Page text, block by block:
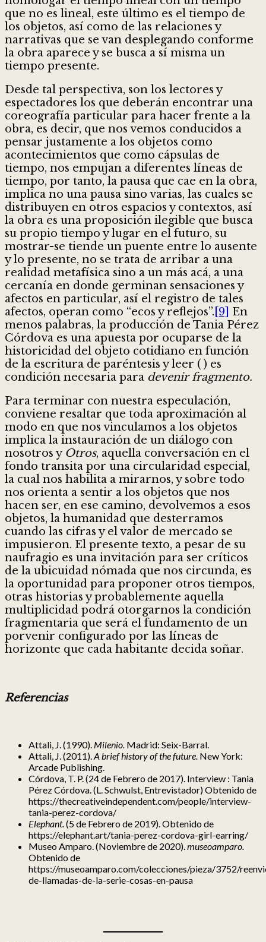
que no es lineal, este último es el tiempo de
los objetos, así como de las relaciones y
narrativas que se van desplegando conforme
la obra aparece y se busca a sí misma un
tiempo presente.
Desde tal perspectiva, son los lectores y
espectadores los que deberán encontrar una
coreografía particular para hacer frente a la
obra, es decir, que nos vemos conducidos a
pensar justamente a los objetos como
acontecimientos que como cápsulas de
tiempo, nos empujan a diferentes líneas de
tiempo, por tanto, la pausa que cae en la obra,
implica no una pausa sino varias, las cuales se
distribuyen en otros espacios y contextos, así
la obra es una proposición ilegible que busca
su propio tiempo y lugar en el futuro, su
mostrar-se tiende un puente entre lo ausente
y lo presente, no se trata de arribar a una
realidad metafísica sino a un más acá, a una
cercanía en donde germinan sensaciones y
afectos en particular, así el registro de tales
afectos, operan como “ecos y reflejos”. [9]
En
menos palabras, la producción de Tania Pérez
Córdova es una apuesta por ocuparse de la
historicidad del objeto cotidiano en función
de la escritura de paréntesis y leer ( ) es
condición necesaria para devenir fragmento.
Para terminar con nuestra especulación,
conviene resaltar que toda aproximación al
modo en que nos vinculamos a los objetos
implica la instauración de un diálogo con
nosotros y Otros, aquella conversación en el
fondo transita por una circularidad especial,
la cual nos habilita a mirarnos, y sobre todo
nos orienta a sentir a los objetos que nos
hacen ser, en ese camino, devolvemos a esos
objetos, la humanidad que desterramos
cuando las cifras y el valor de mercado se
impusieron. El presente texto, a pesar de su
naufragio es una invitación para ser críticos
de la ubicuidad nómada que nos circunda, es
la oportunidad para proponer otros tiempos,
otras historias y probablemente aquella
multiplicidad podrá otorgarnos la condición
fragmentaria que será el fundamento de un
porvenir configurado por las líneas de
horizonte que cada habitante decida soñar.
Referencias
Attali, J. (1990). Milenio. Madrid: Seix-Barral.
Attali, J. (2011). A brief history of the future. New York:
Arcade Publishing.
Córdova, T. P. (24 de Febrero de 2017). Interview : Tania
Pérez Córdova. (L. Schwulst, Entrevistador) Obtenido de
https://thecreativeindependent.com/people/interview-
tania-perez-cordova/
Elephant. (5 de Febrero de 2019). Obtenido de
https://elephant.art/tania-perez-cordova-girl-earring/
Museo Amparo. (Noviembre de 2020). museoamparo.
Obtenido de
https://museoamparo.com/colecciones/pieza/3752/
de-llamadas-de-la-serie-cosas-en-pausa